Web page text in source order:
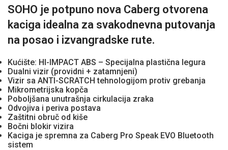
SOHO je potpuno nova Caberg otvorena
kaciga idealna za svakodnevna putovanja
na posao i izvangradske rute.
Kućište: HI-IMPACT ABS – Specijalna plastična legura
Dualni vizir (providni + zatamnjeni)
Vizir sa ANTI-SCRATCH tehnologijom protiv grebanja
Mikrometrijska kopča
Poboljšana unutrašnja cirkulacija zraka
Odvojiva i periva postava
Zaštitni obruč od kiše
Bočni blokir vizira
Kaciga je spremna za Caberg Pro Speak EVO Bluetooth
sistem